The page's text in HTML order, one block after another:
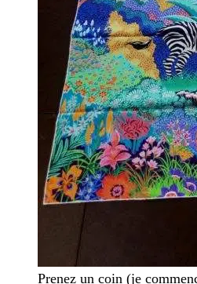
Prenez un coin (je